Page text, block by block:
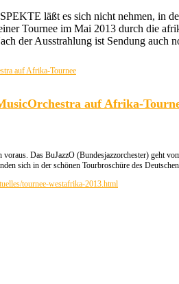
läßt es sich nicht nehmen, in
Tournee im Mai 2013 durch die
der Ausstrahlung ist Sendung auch
auf Afrika-
voraus. Das BuJazzO (Bundesjazzorchester) geht
sich in der schönen Tourbroschüre des
tournee-westafrika-2013.html